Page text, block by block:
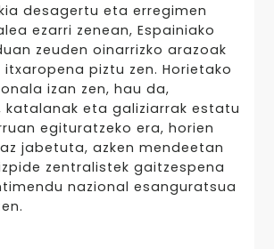
desagertu eta erregimen
ezarri zenean, Espainiako
zeuden oinarrizko arazoak
piztu zen. Horietako
izan zen, hau da,
katalanak eta galiziarrak estatu
egituratzeko era, horien
jabetuta, azken mendeetan
zentralistek gaitzespena
nazional esanguratsua